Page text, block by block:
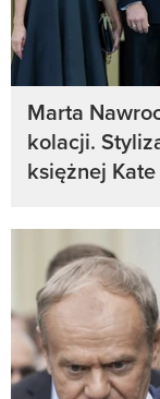
Marta
kolacji.
księżnej Kate